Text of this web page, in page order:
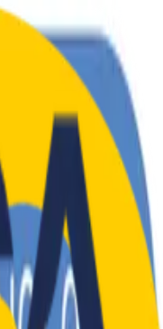
—
Tots els drets